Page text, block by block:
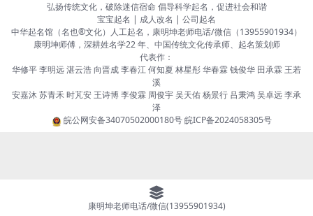
弘扬传统文化，破除迷信宿命 倡导科学起名，促进社会和谐
宝宝起名 | 成人改名 | 公司起名
中华起名馆（名也®文化）人工起名，康明坤老师电话/微信（13955901934）
康明坤师傅，深耕姓名学22 年、中国传统文化传承师、起名策划师
代表作：
华修平 李明远 湛云浩 向晋成 李春江 何知夏 林星彤 华春霖 钱俊华 田承霖 王若
溪
安嘉沐 苏青禾 时芃安 王诗博 李俊霖 周俊宇 吴天佑 杨景行 吕秉鸿 吴卓远 李承
泽
皖公网安备34070502000180号皖ICP备2024058305号
康明坤老师电话/微信(13955901934)